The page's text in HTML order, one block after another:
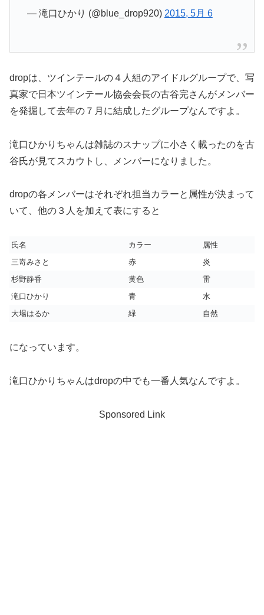
— 滝口ひかり (@blue_drop920) 2015, 5月 6
dropは、ツインテールの４人組のアイドルグループで、写
真家で日本ツインテール協会会長の古谷完さんがメンバー
を発掘して去年の７月に結成したグループなんですよ。
滝口ひかりちゃんは雑誌のスナップに小さく載ったのを古
谷氏が見てスカウトし、メンバーになりました。
dropの各メンバーはそれぞれ担当カラーと属性が決まって
いて、他の３人を加えて表にすると
氏名 カラー
属性
三嵜みさと
赤
炎
杉野静香
黄色
雷
滝口ひかり
青
水
大場はるか
緑 自然
になっています。
滝口ひかりちゃんはdropの中でも一番人気なんですよ。
Sponsored Link